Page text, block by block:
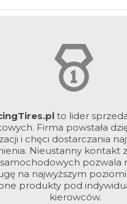
to lider
Firma powstała
i chęci dostarczania
Nieustanny kontakt
pozwala
na najwyższym
produkty pod
kierowców.